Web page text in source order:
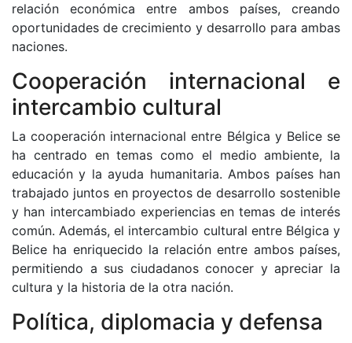
relación económica entre ambos países, creando
oportunidades de crecimiento y desarrollo para ambas
naciones.
Cooperación internacional e
intercambio cultural
La cooperación internacional entre Bélgica y Belice se
ha centrado en temas como el medio ambiente, la
educación y la ayuda humanitaria. Ambos países han
trabajado juntos en proyectos de desarrollo sostenible
y han intercambiado experiencias en temas de interés
común. Además, el intercambio cultural entre Bélgica y
Belice ha enriquecido la relación entre ambos países,
permitiendo a sus ciudadanos conocer y apreciar la
cultura y la historia de la otra nación.
Política, diplomacia y defensa